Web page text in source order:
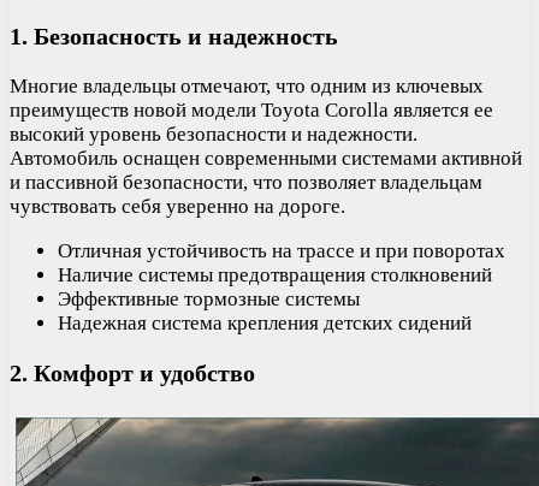
1. Безопасность и надежность
Многие владельцы отмечают, что одним из ключевых
преимуществ новой модели Toyota Corolla является ее
высокий уровень безопасности и надежности.
Автомобиль оснащен современными системами активной
и пассивной безопасности, что позволяет владельцам
чувствовать себя уверенно на дороге.
Отличная устойчивость на трассе и при поворотах
Наличие системы предотвращения столкновений
Эффективные тормозные системы
Надежная система крепления детских сидений
2. Комфорт и удобство